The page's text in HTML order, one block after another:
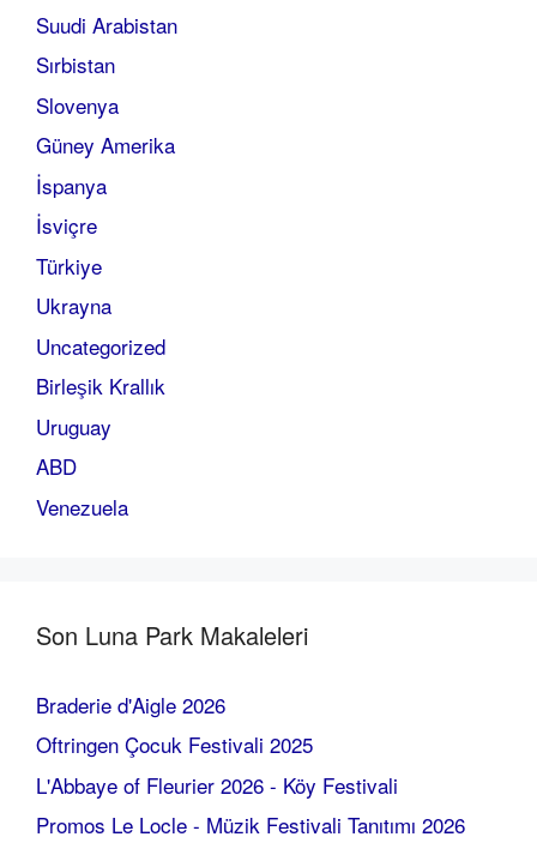
Suudi Arabistan
Sırbistan
Slovenya
Güney Amerika
İspanya
İsviçre
Türkiye
Ukrayna
Uncategorized
Birleşik Krallık
Uruguay
ABD
Venezuela
Son Luna Park Makaleleri
Braderie d'Aigle 2026
Oftringen Çocuk Festivali 2025
L'Abbaye of Fleurier 2026 - Köy Festivali
Promos Le Locle - Müzik Festivali Tanıtımı 2026